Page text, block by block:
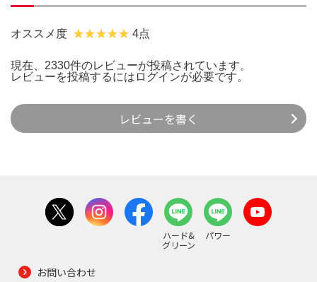
オススメ度 4点
現在、2330件のレビューが投稿されています。
レビューを投稿するには ログインが必要です。
レビューを書く
ハード&
グリーン
パワー
お問い合わせ